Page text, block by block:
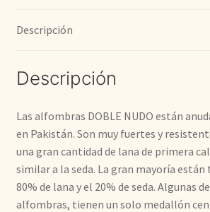
Descripción
Descripción
Las alfombras DOBLE NUDO están
en Pakistán. Son muy fuertes y
una gran cantidad de lana de primera
similar a la seda. La gran mayoría están
80% de lana y el 20% de seda. Algunas
alfombras, tienen un solo medallón